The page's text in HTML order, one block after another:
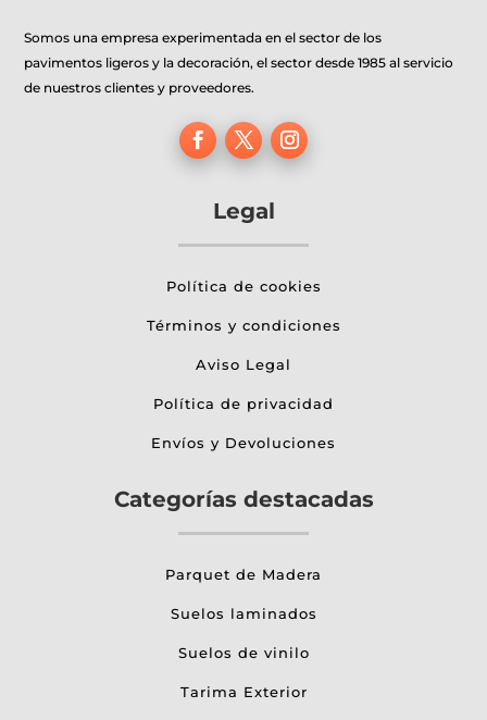
Somos una empresa experimentada en el sector de los
pavimentos ligeros y la decoración, el sector desde 1985 al servicio
de nuestros clientes y proveedores.
Legal
Política de cookies
Términos y condiciones
Aviso Legal
Política de privacidad
Envíos y Devoluciones
Categorías destacadas
Parquet de Madera
Suelos laminados
Suelos de vinilo
Tarima Exterior